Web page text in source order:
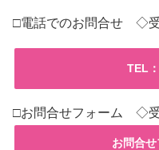
□電話でのお問合せ ◇受
TEL：
□お問合せフォーム ◇受
お問合